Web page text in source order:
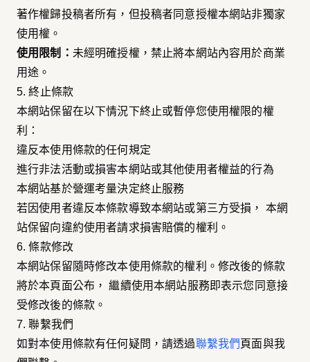
著作權歸投稿者所有，但投稿者同意授權本網站非獨家
使用權。
使用限制： 未經明確授權，禁止將本網站內容用於商業
用途。
5. 終止條款
本網站保留在以下情況下終止或暫停您使用權限的權
利：
違反本使用條款的任何規定
進行非法活動或損害本網站或其他使用者權益的行為
本網站基於營運考量決定終止服務
若因使用者違反本條款導致本網站或第三方受損， 本網
站保留向違約使用者請求損害賠償的權利。
6. 條款修改
本網站保留隨時修改本使用條款的權利。修改後的條款
將於本頁面公布， 繼續使用本網站服務即表示您同意接
受修改後的條款。
7. 聯繫我們
如對本使用條款有任何疑問，請透過聯繫我們 頁面與我